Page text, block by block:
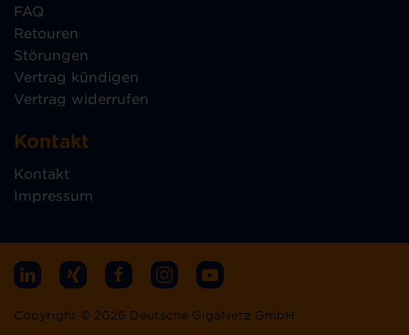
FAQ
Retouren
Störungen
Vertrag kündigen
Vertrag widerrufen
Kontakt
Kontakt
Impressum
Copyright © 2026 Deutsche GigaNetz GmbH